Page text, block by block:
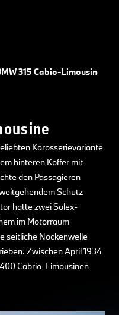
315 Cabio-Limousine
Karosserievariante
hinteren Koffer mit
den Passagieren
Schutz
hatte zwei Solex-
im Motorraum
seitliche Nockenwelle
Zwischen April 1934
Cabrio-Limousinen